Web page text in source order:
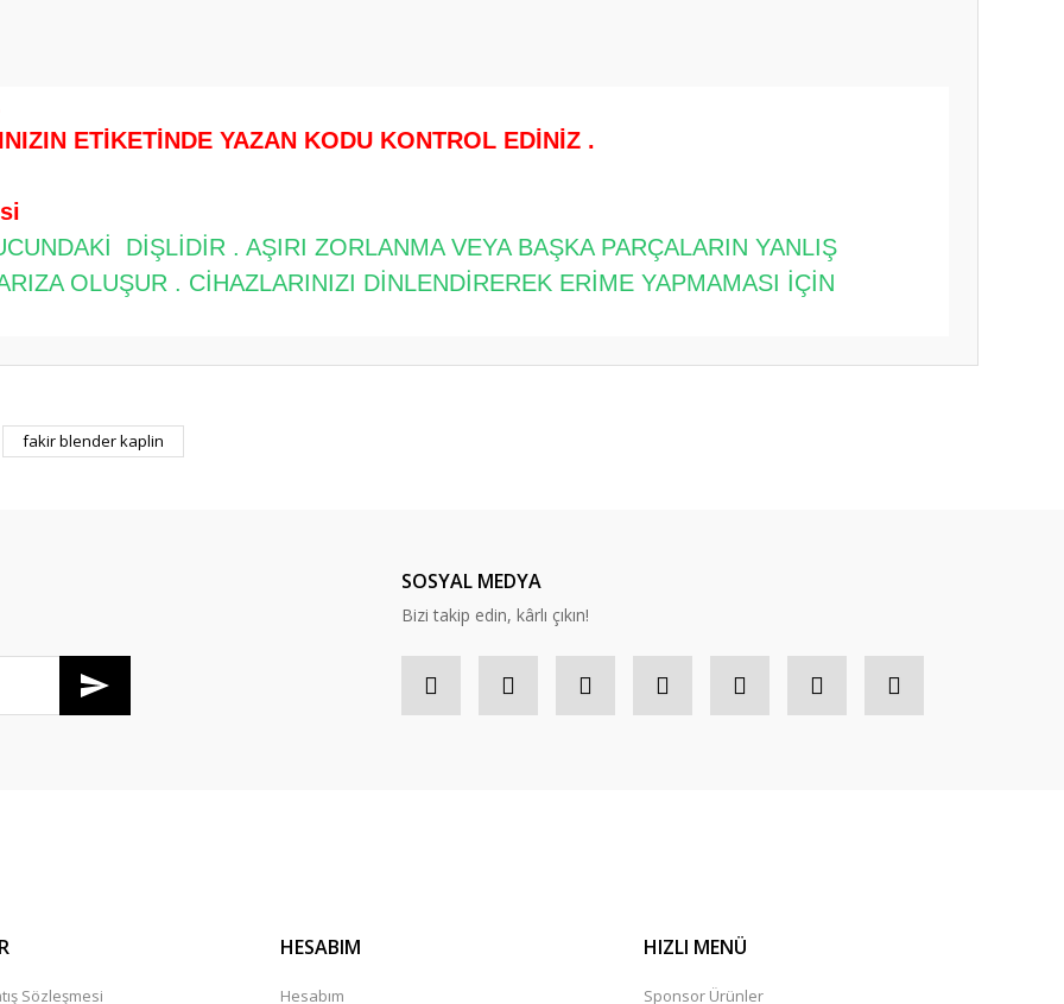
ETİKETİNDE YAZAN KODU KONTROL EDİNİZ .
DİŞLİDİR . AŞIRI ZORLANMA VEYA BAŞKA PARÇALARIN YANLIŞ
OLUŞUR . CİHAZLARINIZI DİNLENDİREREK ERİME YAPMAMASI İÇİN
Bu ürüne ilk yorumu siz yapın!
fakir blender kaplin
SOSYAL MEDYA
Bizi takip edin, kârlı çıkın!
Sözleşmesi
HESABIM
Hesabım
HIZLI MENÜ
Sponsor Ürünler